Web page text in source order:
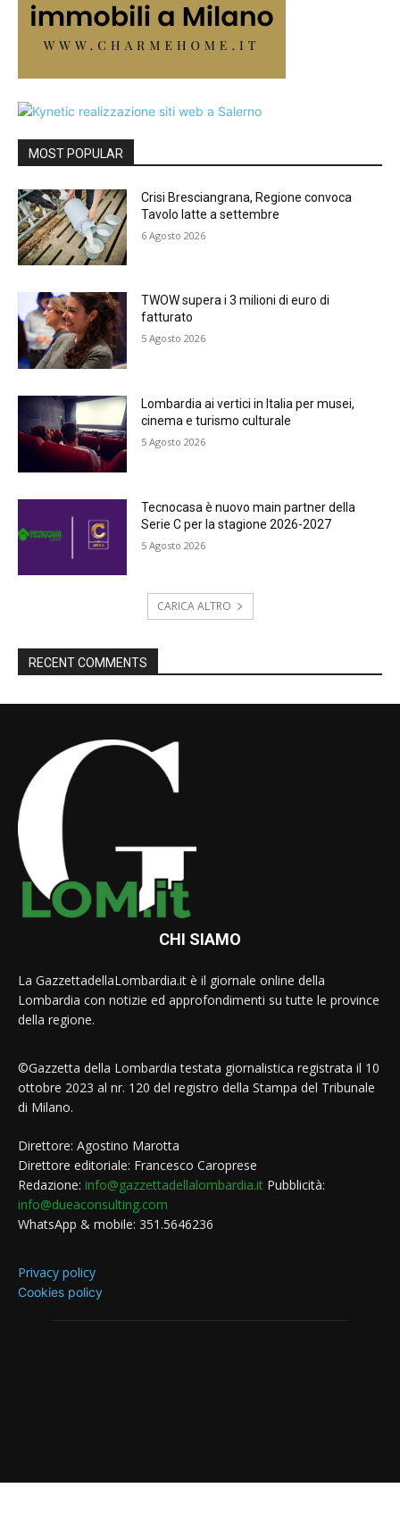
MOST POPULAR
Crisi Bresciangrana, Regione convoca
Tavolo latte a settembre
6 Agosto 2026
TWOW supera i 3 milioni di euro di
fatturato
5 Agosto 2026
Lombardia ai vertici in Italia per musei,
cinema e turismo culturale
5 Agosto 2026
Tecnocasa è nuovo main partner della
Serie C per la stagione 2026-2027
5 Agosto 2026
CARICA ALTRO
RECENT COMMENTS
CHI SIAMO
La GazzettadellaLombardia.it è il giornale online della
Lombardia con notizie ed approfondimenti su tutte le province
della regione.
©Gazzetta della Lombardia testata giornalistica registrata il 10
ottobre 2023 al nr. 120 del registro della Stampa del Tribunale
di Milano.
Direttore: Agostino Marotta
Direttore editoriale: Francesco Caroprese
Redazione: info@gazzettadellalombardia.it Pubblicità:
info@dueaconsulting.com
WhatsApp & mobile: 351.5646236
Privacy policy
Cookies policy